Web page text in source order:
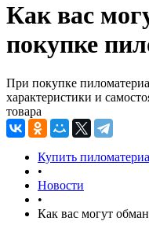
Как вас
покупке
При покупке
характеристики и
товара
Купить
•
Новости
•
Как вас могут